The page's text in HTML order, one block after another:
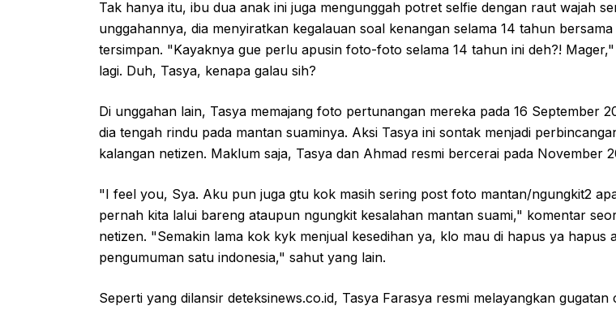
Tak hanya itu, ibu dua anak ini juga mengunggah potret selfie dengan raut wajah
unggahannya, dia menyiratkan kegalauan soal kenangan selama 14 tahun
tersimpan. "Kayaknya gue perlu apusin foto-foto selama 14 tahun ini deh?!
lagi. Duh, Tasya, kenapa galau sih?
Di unggahan lain, Tasya memajang foto pertunangan mereka pada 16 September
dia tengah rindu pada mantan suaminya. Aksi Tasya ini sontak menjadi
kalangan netizen. Maklum saja, Tasya dan Ahmad resmi bercerai pada November
"I feel you, Sya. Aku pun juga gtu kok masih sering post foto mantan/ngungkit2
pernah kita lalui bareng ataupun ngungkit kesalahan mantan suami," komentar
netizen. "Semakin lama kok kyk menjual kesedihan ya, klo mau di hapus ya hapus
pengumuman satu indonesia," sahut yang lain.
Seperti yang dilansir deteksinews.co.id, Tasya Farasya resmi melayangkan gugatan